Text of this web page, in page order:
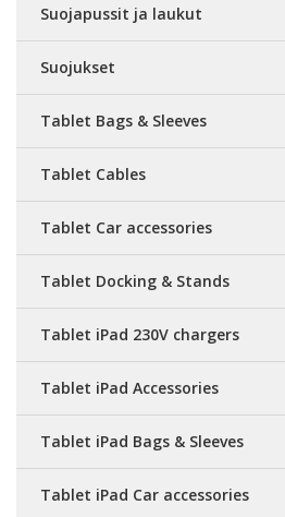
Suojapussit ja laukut
Suojukset
Tablet Bags & Sleeves
Tablet Cables
Tablet Car accessories
Tablet Docking & Stands
Tablet iPad 230V chargers
Tablet iPad Accessories
Tablet iPad Bags & Sleeves
Tablet iPad Car accessories